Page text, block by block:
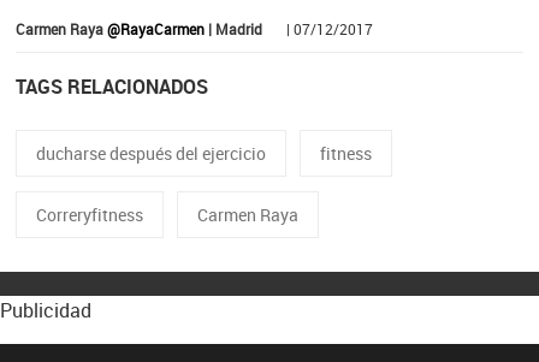
Carmen Raya@RayaCarmen| Madrid | 07/12/2017
TAGS RELACIONADOS
ducharse después del ejercicio fitness
Correryfitness Carmen Raya
Publicidad